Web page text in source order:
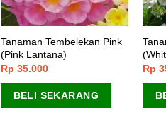
Tanaman Tembelekan Pink
(Pink Lantana)
Rp 35.000
BELI SEKARANG
Rp